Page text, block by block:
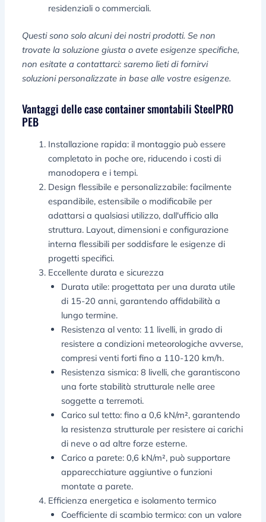
residenziali o commerciali.
Questi sono solo alcuni dei nostri prodotti. Se non
trovate la soluzione giusta o avete esigenze specifiche,
non esitate a contattarci: saremo lieti di fornirvi
soluzioni personalizzate in base alle vostre esigenze.
Vantaggi delle case container smontabili SteelPRO
PEB
Installazione rapida: il montaggio può essere
completato in poche ore, riducendo i costi di
manodopera e i tempi.
Design flessibile e personalizzabile: facilmente
espandibile, estensibile o modificabile per
adattarsi a qualsiasi utilizzo, dall'ufficio alla
struttura. Layout, dimensioni e configurazione
interna flessibili per soddisfare le esigenze di
progetti specifici.
Eccellente durata e sicurezza
Durata utile: progettata per una durata utile
di 15-20 anni, garantendo affidabilità a
lungo termine.
Resistenza al vento: 11 livelli, in grado di
resistere a condizioni meteorologiche avverse,
compresi venti forti fino a 110-120 km/h.
Resistenza sismica: 8 livelli, che garantiscono
una forte stabilità strutturale nelle aree
soggette a terremoti.
Carico sul tetto: fino a 0,6 kN/m², garantendo
la resistenza strutturale per resistere ai carichi
di neve o ad altre forze esterne.
Carico a parete: 0,6 kN/m², può supportare
apparecchiature aggiuntive o funzioni
montate a parete.
Efficienza energetica e isolamento termico
Coefficiente di scambio termico: con un valore